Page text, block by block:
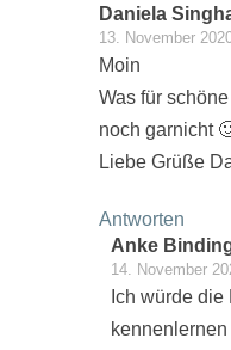
Daniela
13. November
Moin
Was für
noch garnicht
Liebe Grüße
Antworten
Anke
14. November
Ich würde die